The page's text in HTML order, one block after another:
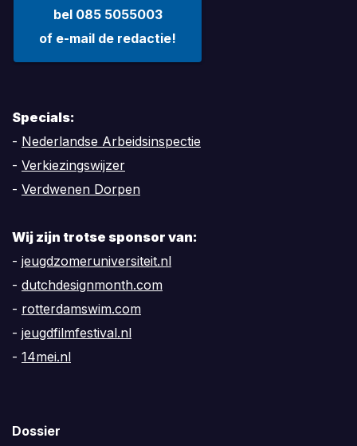
bel 085 5055003
of e-mail de redactie!
Specials:
- Nederlandse Arbeidsinspectie
- Verkiezingswijzer
- Verdwenen Dorpen
Wij zijn trotse sponsor van:
- jeugdzomeruniversiteit.nl
- dutchdesignmonth.com
- rotterdamswim.com
- jeugdfilmfestival.nl
- 14mei.nl
Dossier